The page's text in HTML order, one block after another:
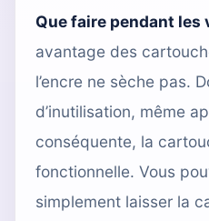
Que faire pendant les
avantage des
l’encre ne sèche pas.
d’inutilisation, même
conséquente, la
fonctionnelle. Vous
simplement laisser la